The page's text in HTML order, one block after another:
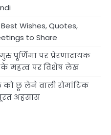
Wishes, Quotes,
to Share
पूर्णिमा पर प्रेरणादायक
महत्व पर विशेष लेख
को छू लेने वाली रोमांटिक
अहसास